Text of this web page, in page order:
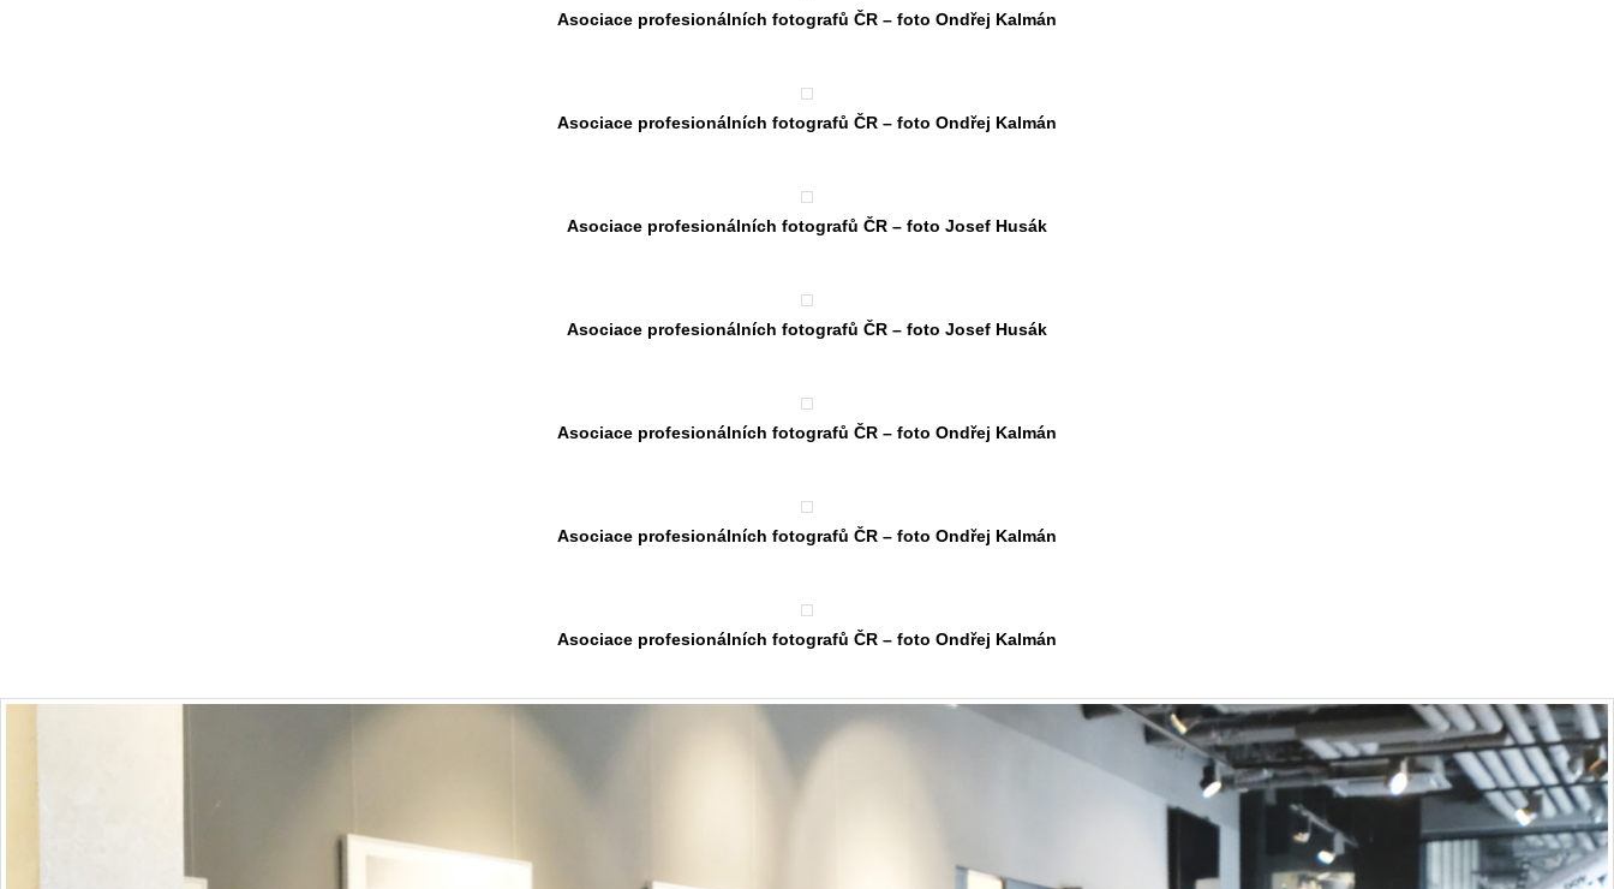
Asociace profesionálních fotografů ČR – foto Ondřej Kalmán
Asociace profesionálních fotografů ČR – foto Ondřej Kalmán
Asociace profesionálních fotografů ČR – foto Josef Husák
Asociace profesionálních fotografů ČR – foto Josef Husák
Asociace profesionálních fotografů ČR – foto Ondřej Kalmán
Asociace profesionálních fotografů ČR – foto Ondřej Kalmán
Asociace profesionálních fotografů ČR – foto Ondřej Kalmán